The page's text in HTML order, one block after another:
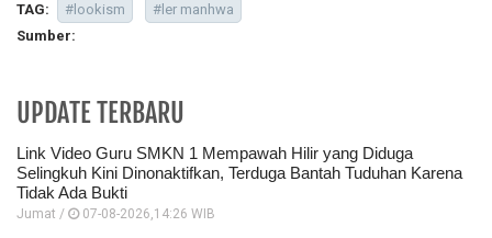
TAG:
#lookism
#ler manhwa
Sumber:
UPDATE TERBARU
Link Video Guru SMKN 1 Mempawah Hilir yang Diduga
Selingkuh Kini Dinonaktifkan, Terduga Bantah Tuduhan Karena
Tidak Ada Bukti
Jumat / 07-08-2026,14:26 WIB